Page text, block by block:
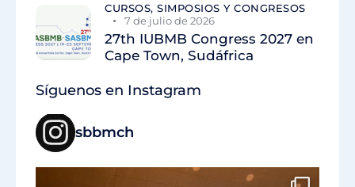
CURSOS, SIMPOSIOS Y CONGRESOS
7 de julio de 2026
27th IUBMB Congress 2027 en
Cape Town, Sudáfrica
Síguenos en Instagram
sbbmch